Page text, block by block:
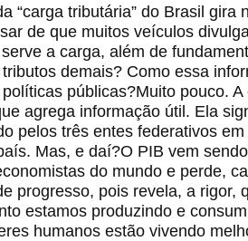
“carga tributária” do Brasil
de que muitos veículos
a carga, além de
demais? Como essa
públicas?Muito pouco.
agrega informação útil. Ela
pelos três entes federativos
Mas, e daí?O PIB vem
do mundo e perde,
progresso, pois revela, a rigor,
estamos produzindo e
humanos estão vivendo